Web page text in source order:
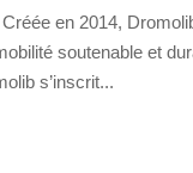
en 2014,
soutenable et
s’inscrit...